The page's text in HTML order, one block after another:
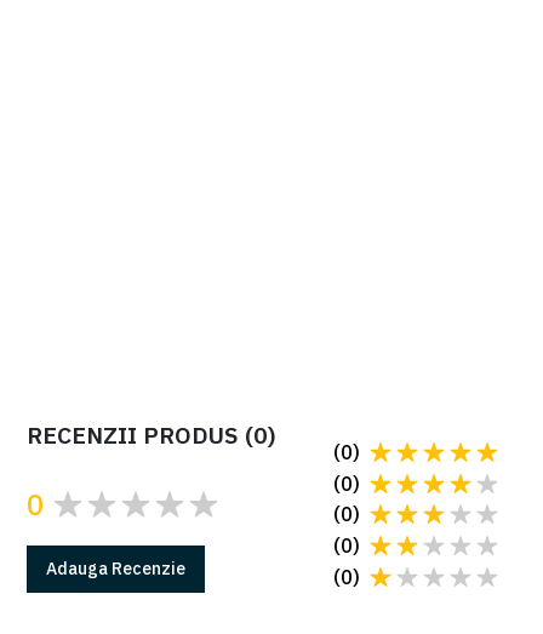
RECENZII PRODUS (0)
0
Adauga Recenzie (0)
(0)
(0)
(0)
(0)